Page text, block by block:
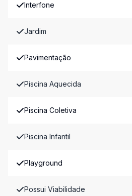
Interfone
Jardim
Pavimentação
Piscina Aquecida
Piscina Coletiva
Piscina Infantil
Playground
Possui Viabilidade